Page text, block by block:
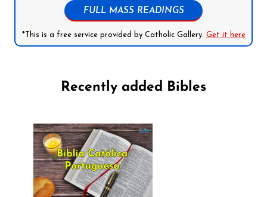
FULL MASS READINGS
*This is a free service provided by Catholic Gallery. Get it here
Recently added Bibles